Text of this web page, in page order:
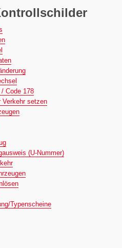
Code 178
Verkehr setzen
(U-Nummer)
Typenscheine